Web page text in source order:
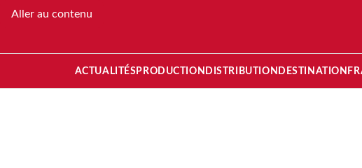
Aller au contenu
ACTUALITÉS PRODUCTION DISTRIBUTION DESTINATION